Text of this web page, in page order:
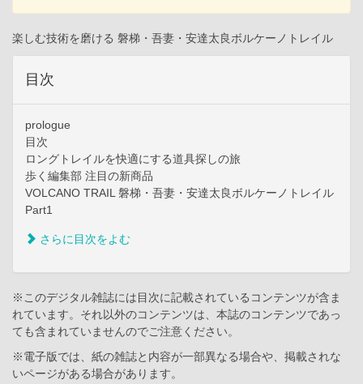
楽しむ技術を磨ける 磐梯・吾妻・安達太良ボルケーノトレイル
目次
prologue
目次
ロングトレイルを快適にする道具探しの旅
歩く編集部 注目の新商品
VOLCANO TRAIL 磐梯・吾妻・安達太良ボルケーノトレイル
Part1
さらに目次をよむ
※このデジタル雑誌には目次に記載されているコンテンツが含ま
れています。それ以外のコンテンツは、本誌のコンテンツであっ
ても含まれていませんのでご注意ください。
※電子版では、紙の雑誌と内容が一部異なる場合や、掲載されな
いページがある場合があります。